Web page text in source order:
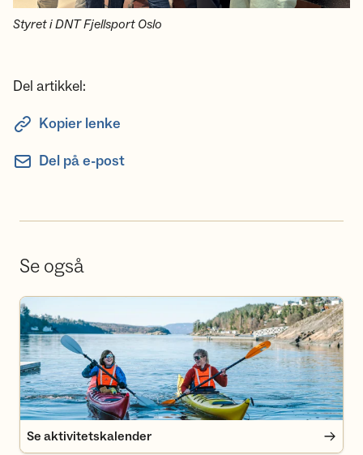
Styret i DNT Fjellsport Oslo
Del artikkel:
Kopier lenke
Del på e-post
Se også
Se aktivitetskalender
Se aktivitetskalender